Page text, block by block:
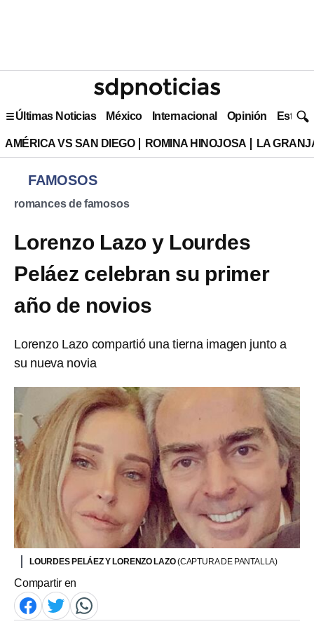
Últimas Noticias México Internacional Opinión Estilo
AMÉRICA VS SAN DIEGO ROMINA HINOJOSA LA
FAMOSOS
romances de famosos
Lorenzo Lazo y Lourdes
Peláez celebran su primer
año de novios
Lorenzo Lazo compartió una tierna imagen junto a
su nueva novia
LOURDES PELÁEZ Y LORENZO LAZO(CAPTURA DE PANTALLA)
Compartir en